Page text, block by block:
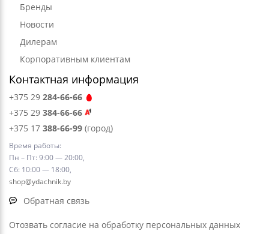
Бренды
Новости
Дилерам
Корпоративным клиентам
Контактная информация
+375 29 284-66-66
+375 29 384-66-66
+375 17 388-66-99 (город)
Время работы:
Пн – Пт: 9:00 — 20:00,
Сб: 10:00 — 18:00,
shop@ydachnik.by
Обратная связь
Отозвать согласие на обработку персональных данных